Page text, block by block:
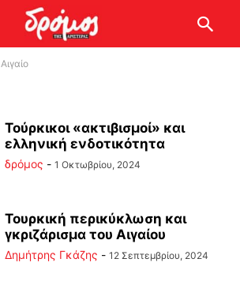
Αιγαίο
Τούρκικοι «ακτιβισμοί» και
ελληνική ενδοτικότητα
δρόμος - 1 Οκτωβρίου, 2024
Τουρκική περικύκλωση και
γκριζάρισμα του Αιγαίου
Δημήτρης Γκάζης - 12 Σεπτεμβρίου, 2024